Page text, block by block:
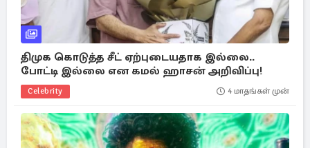
திமுக கொடுத்த சீட் ஏற்புடையதாக இல்லை..
போட்டி இல்லை என கமல் ஹாசன் அறிவிப்பு!
Celebrity 4 மாதங்கள் முன்